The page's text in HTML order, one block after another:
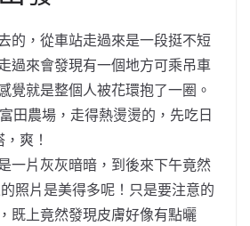
的，從車站走過來是一段挺不短
過來會發現有一個地方可乘吊車
覺就是整個人被花環抱了一圈。
田農場，走得熱燙燙的，先吃日
爽！
一片灰灰暗暗，到後來下午竟然
照片是美得多呢！只是要注意的
既上竟然發現皮膚好像有點曬